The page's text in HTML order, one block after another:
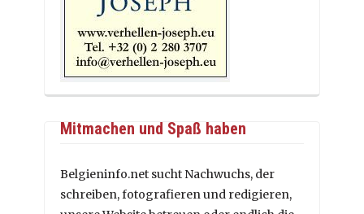
Mitmachen und Spaß haben
Belgieninfo.net sucht Nachwuchs, der
schreiben, fotografieren und redigieren,